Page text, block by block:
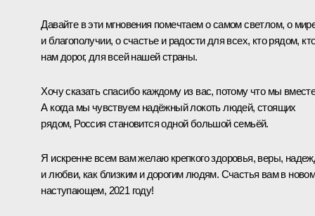
Давайте в эти мгновения помечтаем о самом светлом, о
и благополучии, о счастье и радости для всех, кто рядом,
нам дорог, для всей нашей страны.
Хочу сказать спасибо каждому из вас, потому что мы
А когда мы чувствуем надёжный локоть людей, стоящих
рядом, Россия становится одной большой семьёй.
Я искренне всем вам желаю крепкого здоровья, веры,
и любви, как близким и дорогим людям. Счастья вам в
наступающем, 2021 году!